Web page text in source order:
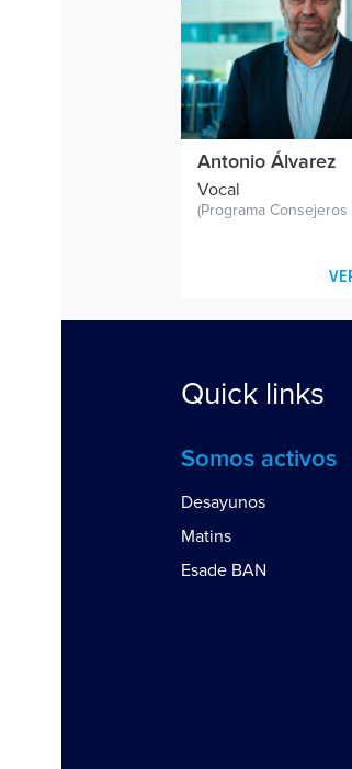
Antonio Álvarez
Vocal
(Programa Consejeros
Quick links
Somos activos
Desayunos
Matins
Esade BAN